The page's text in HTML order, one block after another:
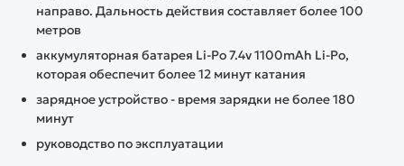
направо. Дальность действия составляет более 100
метров
аккумуляторная батарея Li-Po 7.4v 1100mAh Li-Po,
которая обеспечит более 12 минут катания
зарядное устройство - время зарядки не более 180
минут
руководство по эксплуатации